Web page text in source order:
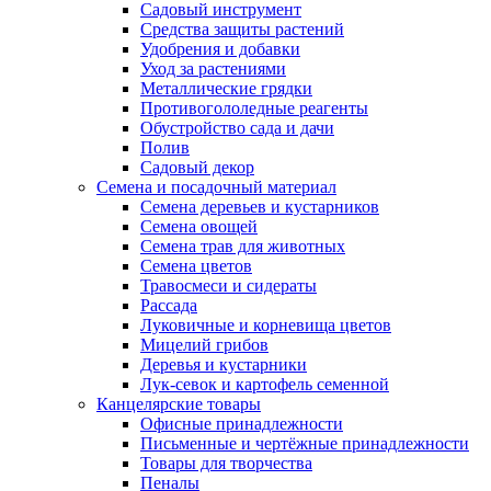
Садовый инструмент
Средства защиты растений
Удобрения и добавки
Уход за растениями
Металлические грядки
Противогололедные реагенты
Обустройство сада и дачи
Полив
Садовый декор
Семена и посадочный материал
Семена деревьев и кустарников
Семена овощей
Семена трав для животных
Семена цветов
Травосмеси и сидераты
Рассада
Луковичные и корневища цветов
Мицелий грибов
Деревья и кустарники
Лук-севок и картофель семенной
Канцелярские товары
Офисные принадлежности
Письменные и чертёжные принадлежности
Товары для творчества
Пеналы